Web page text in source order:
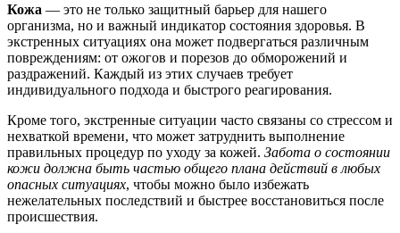
Кожа — это не только защитный барьер для нашего
организма, но и важный индикатор состояния здоровья. В
экстренных ситуациях она может подвергаться различным
повреждениям: от ожогов и порезов до обморожений и
раздражений. Каждый из этих случаев требует
индивидуального подхода и быстрого реагирования.
Кроме того, экстренные ситуации часто связаны со стрессом и
нехваткой времени, что может затруднить выполнение
правильных процедур по уходу за кожей. Забота о состоянии
кожи должна быть частью общего плана действий в любых
опасных ситуациях, чтобы можно было избежать
нежелательных последствий и быстрее восстановиться после
происшествия.